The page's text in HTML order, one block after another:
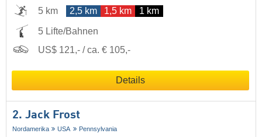
5 km
2,5 km 1,5 km 1 km
5 Lifte/Bahnen
US$ 121,- / ca. € 105,-
Details
2. Jack Frost
Nordamerika USA Pennsylvania